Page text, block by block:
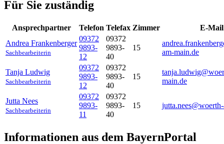
Für Sie zuständig
Ansprechpartner Telefon Telefax Zimmer
E-Mail
Andrea Frankenberger
Sachbearbeiterin
09372
9893-
12
09372
9893-
40
15
am-main.de
Tanja Ludwig
Sachbearbeiterin
09372
9893-
12
09372
9893-
40
15
main.de
Jutta Nees
Sachbearbeiterin
09372
9893-
11
09372
9893-
40
15
Informationen aus dem BayernPortal